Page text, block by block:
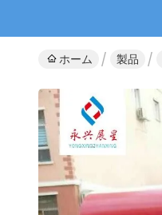
ホーム 製品